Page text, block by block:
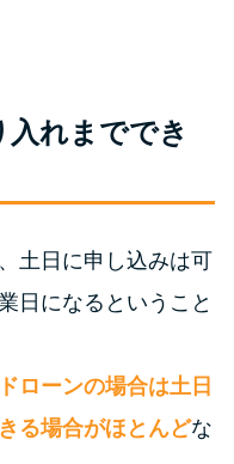
覧
ーンを選ぶべき4つ
利用して利息0円で
3つのポイント
れまででき
土日に申し込みは可
日になるということ
ローンの場合は土日
る場合がほとんどな